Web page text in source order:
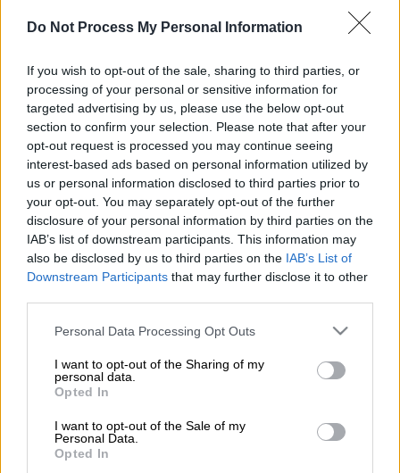
Do Not Process My Personal Information
If you wish to opt-out of the sale, sharing to third parties, or
processing of your personal or sensitive information for
targeted advertising by us, please use the below opt-out
section to confirm your selection. Please note that after your
opt-out request is processed you may continue seeing
interest-based ads based on personal information utilized by
us or personal information disclosed to third parties prior to
your opt-out. You may separately opt-out of the further
disclosure of your personal information by third parties on the
IAB’s list of downstream participants. This information may
also be disclosed by us to third parties on the IAB’s List of
Downstream Participants that may further disclose it to other
Please note that this website/app uses one or more Google
not limited to your visit or usage behaviour. You may click to
grant or deny consent to Google and its third-party tags to
use your data for below specified purposes in below Google
consent section.
Personal Data Processing Opt Outs
I want to opt-out of the Sharing of my
personal data.
Opted In
I want to opt-out of the Sale of my
Personal Data.
Opted In
Γιώργος Κονταρίνης / Eurokinissi
Προσθέστε το ΕΘΝΟΣ στη Google
Συναγερμόςγιαφωτιά σε εργοστάσιο στη
Μάνδρα στη θέση Ξηροπήγαδο, όπου
καίγονται ανακυκλώσιμα υλικά και
Η πυρκαγιά, σύμφωνα με την Πυροσβεστική,
έχει ξεσπάσει στον εξωτερικό χώρο
εργοστασίου ανακύκλωσης.